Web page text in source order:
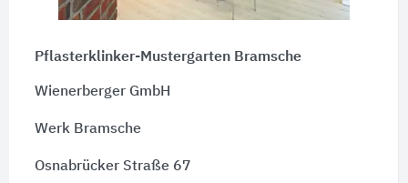
Pflasterklinker-Mustergarten Bramsche
Wienerberger GmbH
Werk Bramsche
Osnabrücker Straße 67